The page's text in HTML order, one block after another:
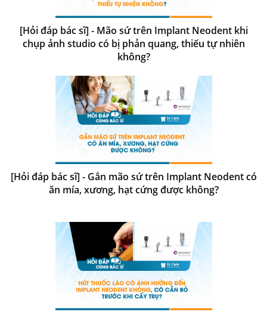
[Hỏi đáp bác sĩ] - Mão sứ trên Implant Neodent khi
chụp ảnh studio có bị phản quang, thiếu tự nhiên
không?
[Hỏi đáp bác sĩ] - Gắn mão sứ trên Implant Neodent có
ăn mía, xương, hạt cứng được không?